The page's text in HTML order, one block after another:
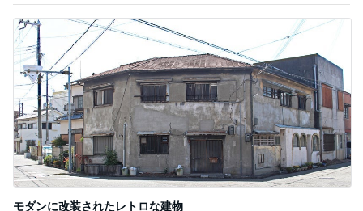
モダンに改装されたレトロな建物